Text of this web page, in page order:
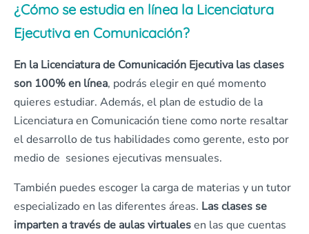
¿Cómo se estudia en línea la Licenciatura
Ejecutiva en Comunicación?
En la Licenciatura de Comunicación Ejecutiva las clases
son 100% en línea, podrás elegir en qué momento
quieres estudiar. Además, el plan de estudio de la
Licenciatura en Comunicación tiene como norte resaltar
el desarrollo de tus habilidades como gerente, esto por
medio de sesiones ejecutivas mensuales.
También puedes escoger la carga de materias y un tutor
especializado en las diferentes áreas. Las clases se
imparten a través de aulas virtualesen las que cuentas